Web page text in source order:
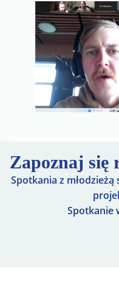
Zapoznaj się
Spotkania z
Spotkanie